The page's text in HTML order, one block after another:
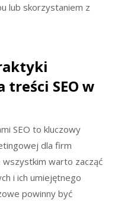
lub skorzystaniem z
SEO w
SEO to kluczowy
dla firm
wszystkim warto zacząć
i ich umiejętnego
powinny być